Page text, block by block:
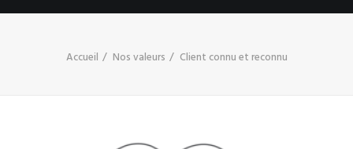
Accueil Nos valeurs Client connu et reconnu